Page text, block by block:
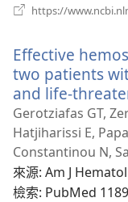
https://
Effective
two patients
and life-
Gerotziafas GT,
Hatjiharissi E,
Constantinou N,
來源‎: Am J
檢索‎: PubMed